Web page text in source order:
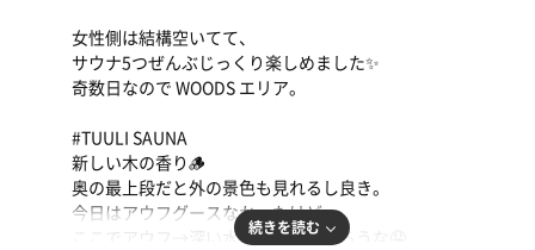
女性側は結構空いてて、
サウナ5つぜんぶじっくり楽しめました✨️
奇数日なので WOODS エリア。
#TUULI SAUNA
新しい木の香り🪵
奥の最上段だと外の景色も見れるし良き。
今日はアウフグースなかったけど
ここでアウフ→深い水風呂は最高だろうな🤤
続きを読む